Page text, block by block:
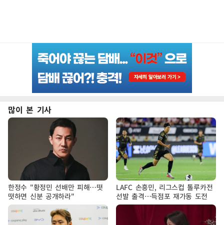
많이 본 기사
한정수 "황정민 선배만 피해…떳
떳하면 신분 공개하라"
LAFC 손흥민, 리그스컵 톨루카전
선발 출격…득점포 재가동 도전